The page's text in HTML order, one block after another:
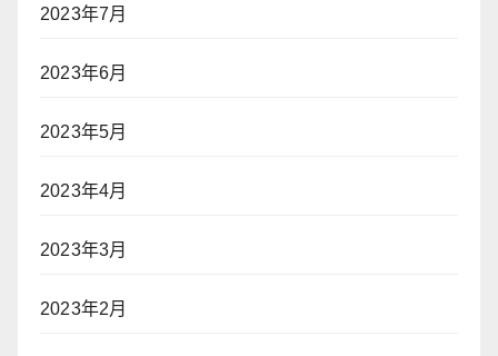
2023年7月
2023年6月
2023年5月
2023年4月
2023年3月
2023年2月